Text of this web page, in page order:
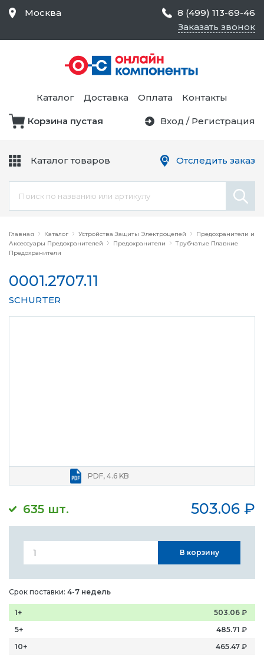
Главная Каталог Устройства Защиты Электроцепей
Предохранители и
Аксессуары Предохранителей
Предохранители
Трубчатые Плавкие
Предохранители
0001.2707.11
SCHURTER
635 шт. 503.06 ₽
PDF, 4.6 KB
В корзину
Срок поставки: 4-7 недель
1+ 503.06 ₽
5+
485.71 ₽
10+
465.47 ₽
Москва
8 (499) 113-69-46
Заказать звонок
Каталог Доставка Оплата Контакты
Корзина пустая Вход / Регистрация
Каталог товаров
Средства Контроля
Статического
Электричества и
Безопасности,
Товары для Чистых
Цепи
Оборудование
Отследить заказ